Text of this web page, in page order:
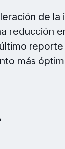
de la
reducción
más